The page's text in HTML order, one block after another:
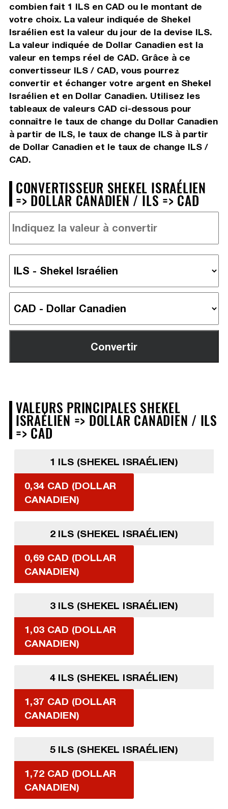
combien fait 1 ILS en CAD ou le montant de
votre choix. La valeur indiquée de Shekel
Israélien est la valeur du jour de la devise ILS.
La valeur indiquée de Dollar Canadien est la
valeur en temps réel de CAD. Grâce à ce
convertisseur ILS / CAD, vous pourrez
convertir et échanger votre argent en Shekel
Israélien et en Dollar Canadien. Utilisez les
tableaux de valeurs CAD ci-dessous pour
connaître le taux de change du Dollar Canadien
à partir de ILS, le taux de change ILS à partir
de Dollar Canadien et le taux de change ILS /
CAD.
CONVERTISSEUR SHEKEL ISRAÉLIEN
=> DOLLAR CANADIEN / ILS => CAD
VALEURS PRINCIPALES SHEKEL
ISRAÉLIEN => DOLLAR CANADIEN / ILS
=> CAD
1 ILS (SHEKEL ISRAÉLIEN)
0,34 CAD (DOLLAR
CANADIEN)
2 ILS (SHEKEL ISRAÉLIEN)
0,69 CAD (DOLLAR
CANADIEN)
3 ILS (SHEKEL ISRAÉLIEN)
1,03 CAD (DOLLAR
CANADIEN)
4 ILS (SHEKEL ISRAÉLIEN)
1,37 CAD (DOLLAR
CANADIEN)
5 ILS (SHEKEL ISRAÉLIEN)
1,72 CAD (DOLLAR
CANADIEN)